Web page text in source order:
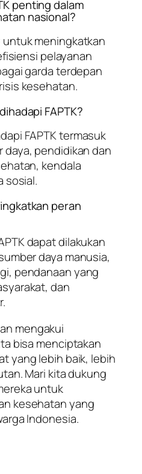
penting dalam
nasional?
untuk meningkatkan
pelayanan
garda terdepan
kesehatan.
FAPTK?
FAPTK termasuk
pendidikan dan
kendala
sosial.
peran
dapat dilakukan
daya manusia,
pendanaan yang
dan
mengakui
bisa menciptakan
yang lebih baik, lebih
Mari kita dukung
untuk
kesehatan yang
Indonesia.